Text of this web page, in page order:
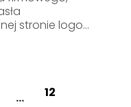
stronie logo...
... 12